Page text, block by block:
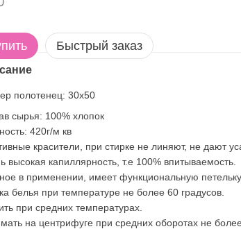
Быстрый заказ
полотенец: 30х50
сырья: 100% хлопок
420г/м кв
красители, при стирке не линяют, не дают
высокая капиллярность, т.е 100% впитываемость.
в применении, имеет функциональную
белья при температуре не более 60 градусов.
при средних температурах.
на центрифуге при средних оборотах не